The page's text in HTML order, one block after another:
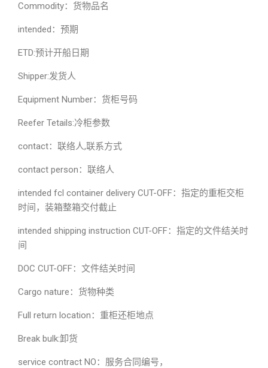
Commodity：货物品名
intended：预期
ETD:预计开船日期
Shipper:发货人
Equipment Number：货柜号码
Reefer Tetails:冷柜参数
contact：联络人,联系方式
contact person：联络人
intended fcl container delivery CUT-OFF：指定的重柜交柜
时间，装箱整箱交付截止
intended shipping instruction CUT-OFF：指定的文件结关时
间
DOC CUT-OFF：文件结关时间
Cargo nature：货物种类
Full return location：重柜还柜地点
Break bulk:卸货
service contract NO：服务合同编号，